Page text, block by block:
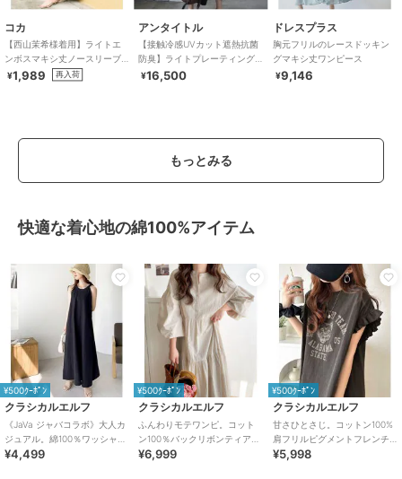
コカ
【西山茉希様着用】ライトエ
ンボスマキシ丈ノースリーブ
ワンピース 全4色 / シワになり
¥1,989 再入荷
アンタイトル
【接触冷感UVカット遮熱抗菌
防臭】ライトプレーティング
ワンピース
¥16,500
ドレスプラス
胸元フリルのレースドッキン
グマキシ丈ワンピース
¥9,146
もっとみる
快適な着心地の綿100%アイテム
¥500ｸｰﾎﾟﾝ
クラシカルエルフ
《JaVa ジャバコラボ》大人カ
ジュアル。綿100％ワッシャー
素材アメリカンスリーブワン
¥4,499
¥500ｸｰﾎﾟﾝ
クラシカルエルフ
ふんわりモテワンピ。コット
ン100％バックリボンティアー
ドワンピース
¥6,999
¥500ｸｰﾎﾟﾝ
クラシカルエルフ
甘さひとさじ。コットン100%
肩フリルピグメントフレンチ
スリーブワンピース（ロング
¥5,998